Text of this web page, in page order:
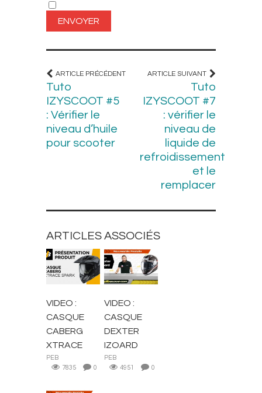
ARTICLE PRÉCÉDENT
Tuto
IZYSCOOT #5
: Vérifier le
niveau d’huile
pour scooter
ARTICLE SUIVANT
Tuto
IZYSCOOT #7
: vérifier le
niveau de
liquide de
refroidissement
et le
remplacer
ARTICLES ASSOCIÉS
CASQUES
VIDEO :
CASQUE
CABERG
XTRACE
PEB
7835
0
CASQUES
VIDEO :
CASQUE
DEXTER
IZOARD
PEB
4951
0